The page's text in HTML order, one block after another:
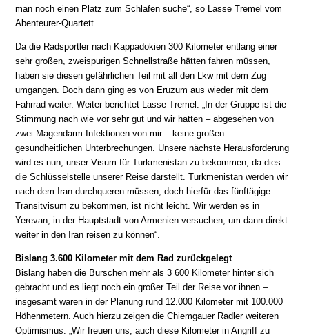
man noch einen Platz zum Schlafen suche“, so Lasse Tremel vom
Abenteurer-Quartett.
Da die Radsportler nach Kappadokien 300 Kilometer entlang einer
sehr großen, zweispurigen Schnellstraße hätten fahren müssen,
haben sie diesen gefährlichen Teil mit all den Lkw mit dem Zug
umgangen. Doch dann ging es von Eruzum aus wieder mit dem
Fahrrad weiter. Weiter berichtet Lasse Tremel: „In der Gruppe ist die
Stimmung nach wie vor sehr gut und wir hatten – abgesehen von
zwei Magendarm-Infektionen von mir – keine großen
gesundheitlichen Unterbrechungen. Unsere nächste Herausforderung
wird es nun, unser Visum für Turkmenistan zu bekommen, da dies
die Schlüsselstelle unserer Reise darstellt. Turkmenistan werden wir
nach dem Iran durchqueren müssen, doch hierfür das fünftägige
Transitvisum zu bekommen, ist nicht leicht. Wir werden es in
Yerevan, in der Hauptstadt von Armenien versuchen, um dann direkt
weiter in den Iran reisen zu können“.
Bislang 3.600 Kilometer mit dem Rad zurückgelegt
Bislang haben die Burschen mehr als 3 600 Kilometer hinter sich
gebracht und es liegt noch ein großer Teil der Reise vor ihnen –
insgesamt waren in der Planung rund 12.000 Kilometer mit 100.000
Höhenmetern. Auch hierzu zeigen die Chiemgauer Radler weiteren
Optimismus: „Wir freuen uns, auch diese Kilometer in Angriff zu